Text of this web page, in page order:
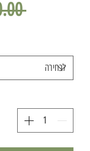
‏1,480.00 ‏₪